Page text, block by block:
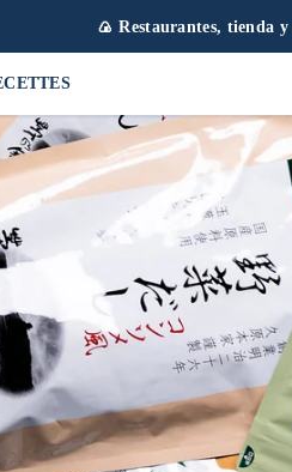
🍙 Restaurantes, tienda